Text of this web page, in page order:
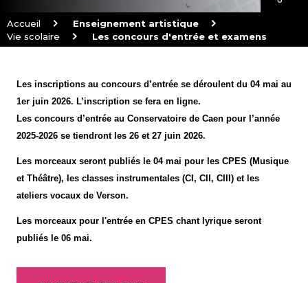
Fil
Accueil
Enseignement artistique
Vie scolaire
Les concours d'entrée et examens
Les inscriptions au concours d’entrée se déroulent du 04 mai au
1er juin 2026. L’inscription se fera en ligne.
Les concours d’entrée au Conservatoire de Caen pour l’année
2025-2026 se tiendront les 26 et 27 juin 2026.
Les morceaux seront publiés le 04 mai pour les CPES (Musique
et Théâtre), les classes instrumentales (CI, CII, CIII) et les
ateliers vocaux de Verson.
Les morceaux pour l'entrée en CPES chant lyrique seront
publiés le 06 mai.